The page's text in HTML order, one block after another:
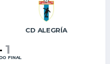
CD ALEGRÍA
1
FINAL